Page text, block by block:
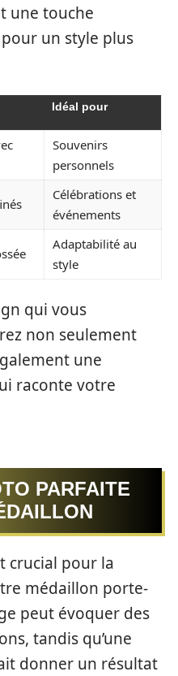
une touche
un style plus
Idéal pour
Souvenirs
personnels
Célébrations et
événements
Adaptabilité au
style
qui vous
non seulement
une
raconte votre
PARFAITE
crucial pour la
médaillon porte-
peut évoquer des
tandis qu’une
donner un résultat